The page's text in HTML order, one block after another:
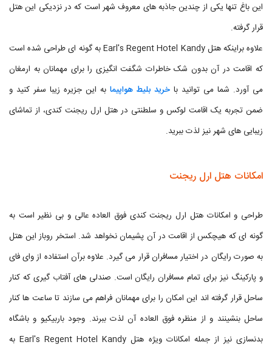
این باغ تنها یکی از چندین جاذبه های معروف شهر است که در نزدیکی این هتل
قرار گرفته.
علاوه براینکه هتل Earl's Regent Hotel Kandy به گونه ای طراحی شده است
که اقامت در آن بدون شک خاطرات شگفت انگیزی را برای مهمانان به ارمغان
می آورد. شما می توانید با خرید بلیط هواپیما به این جزیره زیبا سفر کنید و
ضمن تجربه یک اقامت لوکس و سلطنتی در هتل ارل ریجنت کندی، از تماشای
زیبایی های شهر نیز لذت ببرید.
امکانات هتل ارل ریجنت
طراحی و امکانات هتل ارل ریجنت کندی فوق العاده عالی و بی نظیر است به
گونه ای که هیچکس از اقامت در آن پشیمان نخواهد شد. استخر روباز این هتل
به صورت رایگان در اختیار مسافران قرار می گیرد. علاوه برآن استفاده از وای فای
و پارکینگ نیز برای تمام مسافران رایگان است. صندلی های آفتاب گیری که کنار
ساحل قرار گرفته اند این امکان را برای مهمانان فراهم می سازند تا ساعت ها کنار
ساحل بنشینند و از منظره فوق العاده آن لذت ببرند. وجود باربیکیو و باشگاه
بدنسازی نیز از جمله امکانات ویژه هتل Earl's Regent Hotel Kandy به